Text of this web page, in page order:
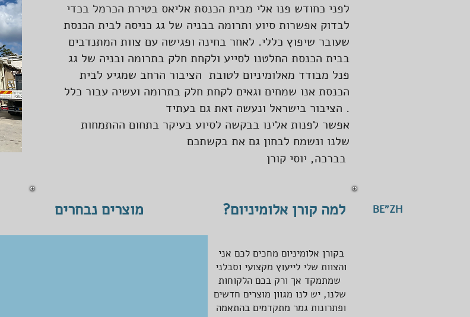
לפני כחודש פנו אלי מבית הכנסת אליאס בטירת הכרמל בכדי
לבדוק אפשרות סיוע ותרומה בבניה של גג כניסה לבית הכנסת
שעובר שיפוץ כללי. לאחר בחינה ופגישה עם צוות המתנדבים
בבית הכנסת החלטנו לסייע ולקחת חלק בתרומה ובניה של גג
פנל מבודד מאלומיניום לטובת הציבור הרחב שמגיע לבית
הכנסת אנו שמחים וגאים לקחת חלק בתרומה ועשיה עבור כלל
הציבור בישראל ונעשה זאת גם בעתיד .
אפשר לפנות אלינו בבקשה לסיוע בעיקר בתחום ההתמחות
שלנו ונשמח לבחון גם את בקשתכם
בברכה, יוסי קורן
מוצרים נבחרים
בקורן אלומיניום מחכים לכם אני
והצוות שלי לייעוץ מקצועי וסבלני
שמתמקד אך ורק בכם הלקוחות
שלנו, יש לנו מגוון מוצרים חדשים
ופתרונות גמר מתקדמים בהתאמה
למה קורן אלומיניום? BE"ZH